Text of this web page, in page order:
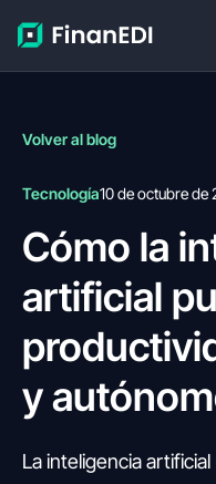
Volver al blog
Tecnología10 de octubre de
Cómo la
artificial
y
La inteligencia